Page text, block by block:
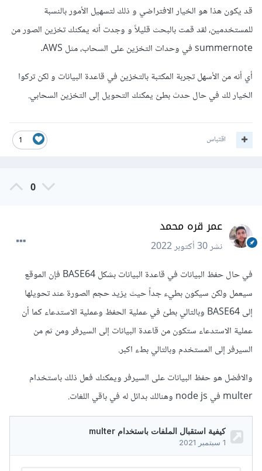
قد يكون هذا هو الخيار الافتراضي و ذلك لتسهيل الأمور بالنسبة
للمستخدمين، لقد قمت بالبحث قليلاً و وجدت أنه يمكنك تخزين الصور من
summernote في وحدات التخزين على السحاب، مثل AWS.
أي أنه من الأسهل تجربة المكتبة بالتخزين في قاعدة البيانات و لكن تركوا
الخيار لك في حال حدث بطئ يمكنك التحويل إلى التخزين السحابي.
1 اقتباس
0
عمر قره محمد
نشر30 أكتوبر 2022
في حال حفظ البيانات في قاعدة البيانات بشكل BASE64 فإن الموقع
سيعمل ولكن سيكون بطيء جداً حيث يزيد حجم الصورة عند تحويلها
إلى BASE64 وبالتالي بطئ في عملية الحفظ وعملية الاستدعاء كما أن
عملية الاستدعاء ستكون من قاعدة البيانات إلى السيرفر ومن ثم من
السيرفر إلى المستخدم وبالتالي بطء اكبر.
والافضل هو حفظ البيانات على السيرفر ويمكنك فعل ذلك باستخدام
multer في node js وهنالك بدائل له في باقي اللغات.